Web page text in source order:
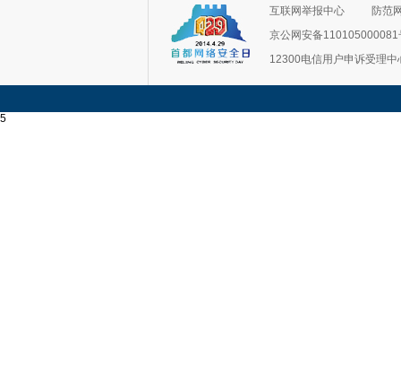
互联网举报中心
防范
京公网安备110105000081
12300电信用户申诉受理中
5